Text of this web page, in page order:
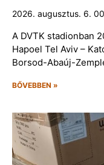
2026. augusztus. 6.
A DVTK stadionban
Hapoel Tel Aviv –
Borsod-Abaúj-
BŐVEBBEN »